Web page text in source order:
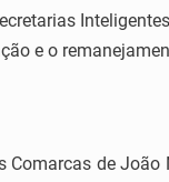
e o
Comarcas de